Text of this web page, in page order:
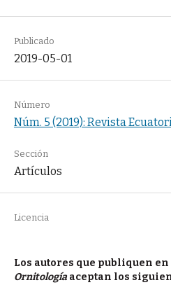
Publicado
2019-05-01
Número
Núm. 5 (2019): Revista
Sección
Artículos
Licencia
Los autores que publiquen en
Ornitologíaaceptan los